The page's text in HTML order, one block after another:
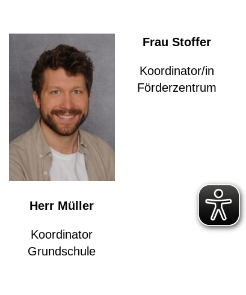
Herr Müller
Koordinator
Grundschule
Frau Stoffer
Koordinator/in
Förderzentrum